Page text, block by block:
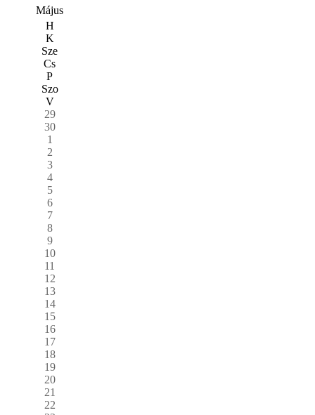
Május
H
K
Sze
Cs
P
Szo
V
29
30
1
2
3
4
5
6
7
8
9
10
11
12
13
14
15
16
17
18
19
20
21
22